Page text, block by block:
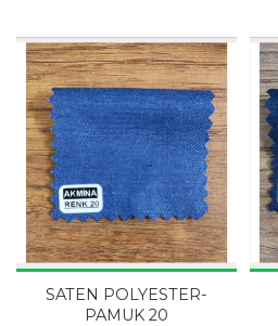
SATEN POLYESTER-
PAMUK 20